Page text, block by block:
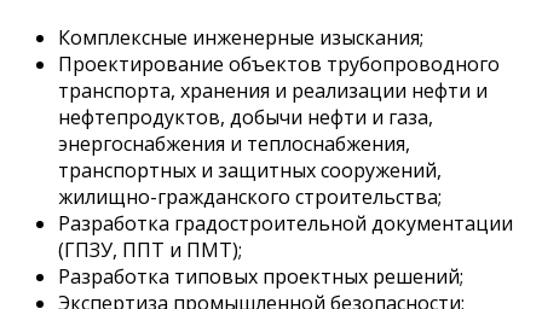
Комплексные инженерные изыскания;
Проектирование объектов трубопроводного
транспорта, хранения и реализации нефти и
нефтепродуктов, добычи нефти и газа,
энергоснабжения и теплоснабжения,
транспортных и защитных сооружений,
жилищно-гражданского строительства;
Разработка градостроительной документации
(ГПЗУ, ППТ и ПМТ);
Разработка типовых проектных решений;
Экспертиза промышленной безопасности;